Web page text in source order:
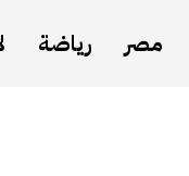
مصر رياضة